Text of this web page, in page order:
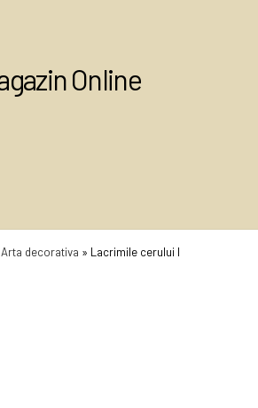
Online
Arta decorativa » Lacrimile cerului I